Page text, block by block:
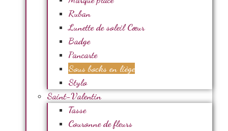
Ruban
Lunette de soleil Cœur
Badge
Pancarte
Sous bocks en liège
Stylo
Saint-Valentin
Tasse
Couronne de fleurs